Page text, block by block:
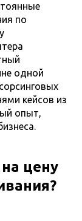
по
одной
кейсов из
опыт,
цену